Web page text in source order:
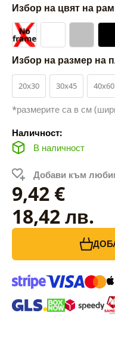
Избор на цвят на
Избор на размер на
20x30 30x45 40x60
*размерите са в см
Наличност:
В наличност
Добави към
9,42 €
18,42 лв.